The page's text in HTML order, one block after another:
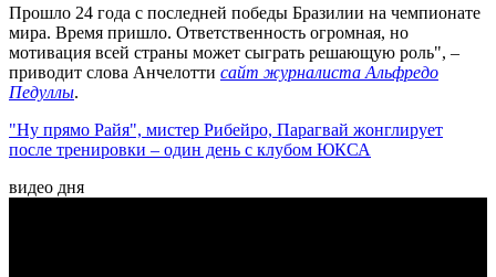
Прошло 24 года с последней победы Бразилии на чемпионате
мира. Время пришло. Ответственность огромная, но
мотивация всей страны может сыграть решающую роль", –
приводит слова Анчелотти сайт журналиста Альфредо
Педуллы.
"Ну прямо Райя", мистер Рибейро, Парагвай жонглирует
после тренировки – один день с клубом ЮКСА
видео дня